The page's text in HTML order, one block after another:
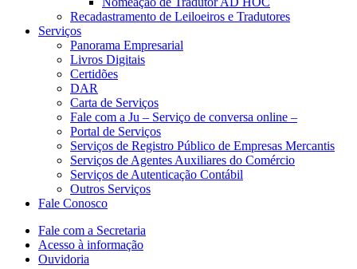
Recadastramento de Leiloeiros e Tradutores
Serviços
Panorama Empresarial
Livros Digitais
Certidões
DAR
Carta de Serviços
Fale com a Ju – Serviço de conversa online –
Portal de Serviços
Serviços de Registro Público de Empresas Mercantis
Serviços de Agentes Auxiliares do Comércio
Serviços de Autenticação Contábil
Outros Serviços
Fale Conosco
Fale com a Secretaria
Acesso à informação
Ouvidoria